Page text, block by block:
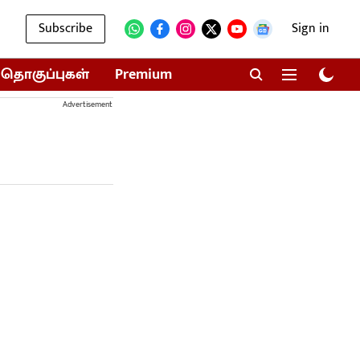
Subscribe Sign in
தொகுப்புகள் Premium
Advertisement